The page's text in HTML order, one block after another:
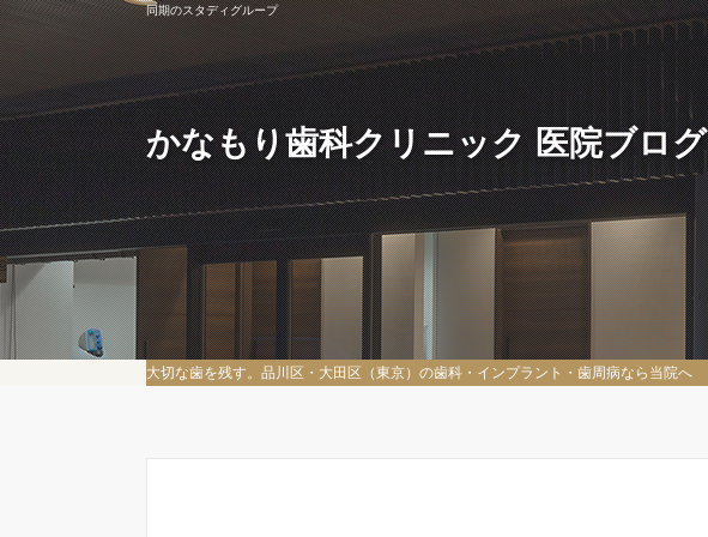
同期のスタディグループ
かなもり歯科クリニック 医院ブログ
大切な歯を残す。品川区・大田区（東京）の歯科・インプラント・歯周病なら当院へ